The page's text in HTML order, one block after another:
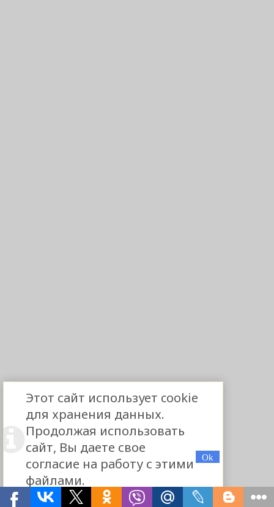
Этот сайт использует cookie
для хранения данных.
Продолжая использовать
сайт, Вы даете свое
согласие на работу с этими
файлами.